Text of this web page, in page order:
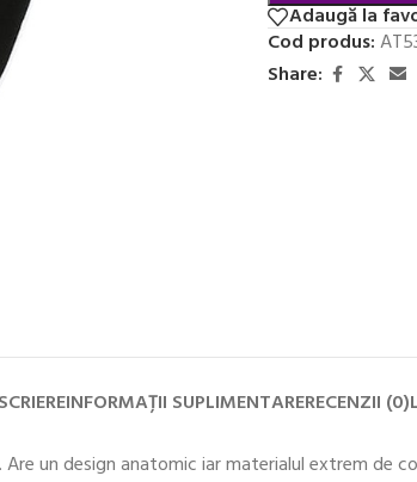
Adaugă la
Cod produs:
Share:
INFORMAȚII SUPLIMENTARERECENZII (0)
un design anatomic iar materialul extrem